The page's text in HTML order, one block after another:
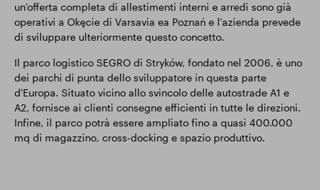
un'offerta completa di allestimenti interni e arredi sono già
operativi a Okęcie di Varsavia ea Poznań e l'azienda prevede
di sviluppare ulteriormente questo concetto.
Il parco logistico SEGRO di Stryków, fondato nel 2006, è uno
dei parchi di punta dello sviluppatore in questa parte
d'Europa. Situato vicino allo svincolo delle autostrade A1 e
A2, fornisce ai clienti consegne efficienti in tutte le direzioni.
Infine, il parco potrà essere ampliato fino a quasi 400.000
mq di magazzino, cross-docking e spazio produttivo.